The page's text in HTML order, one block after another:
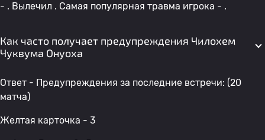
- . Вылечил . Самая популярная травма игрока - .
Как часто получает предупреждения Чилохем
Чуквума Онуоха
Ответ - Предупреждения за последние встречи: (20
матча)
Желтая карточка - 3